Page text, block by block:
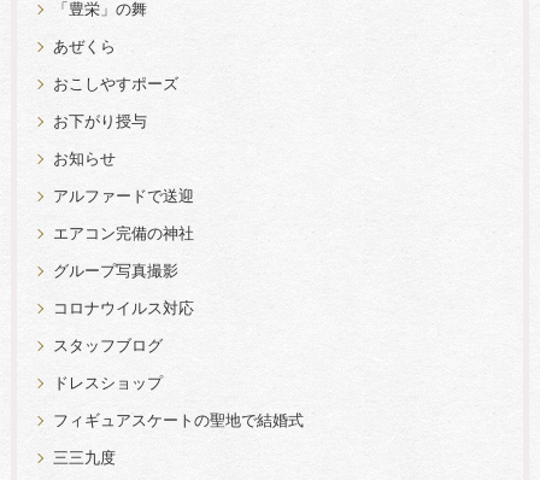
「豊栄」の舞
あぜくら
おこしやすポーズ
お下がり授与
お知らせ
アルファードで送迎
エアコン完備の神社
グループ写真撮影
コロナウイルス対応
スタッフブログ
ドレスショップ
フィギュアスケートの聖地で結婚式
三三九度